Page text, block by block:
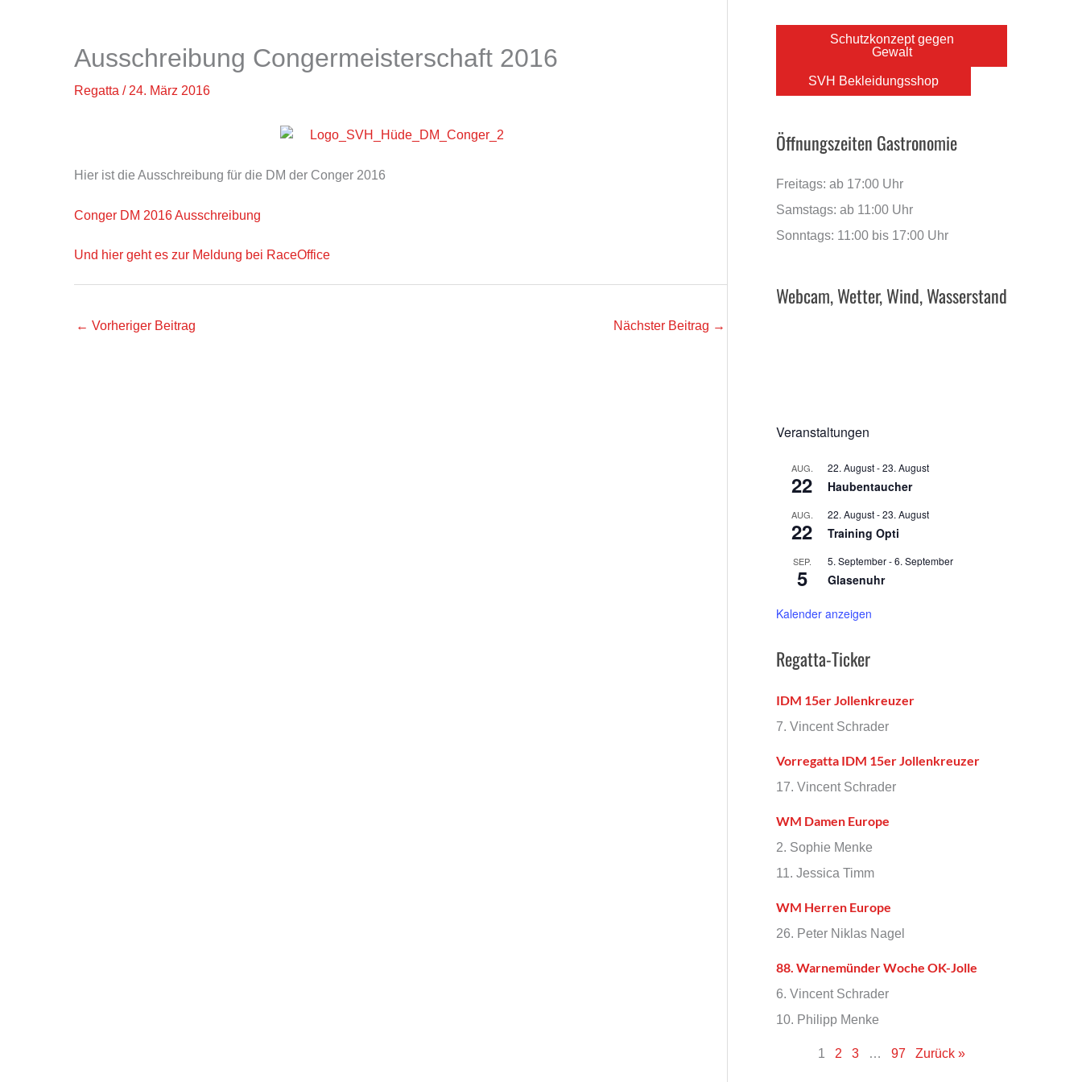
Ausschreibung Congermeisterschaft 2016
Regatta / 24. März 2016
Hier ist die Ausschreibung für die DM der Conger 2016
Conger DM 2016 Ausschreibung
Und hier geht es zur Meldung bei RaceOffice
← Vorheriger Beitrag Nächster Beitrag →
Schutzkonzept gegen
Gewalt
SVH Bekleidungsshop
Öffnungszeiten Gastronomie
Freitags: ab 17:00 Uhr
Samstags: ab 11:00 Uhr
Sonntags: 11:00 bis 17:00 Uhr
Webcam, Wetter, Wind, Wasserstand
Veranstaltungen
AUG.
22
22. August-23. August
Haubentaucher
AUG.
22
22. August-23. August
Training Opti
SEP.
5
5. September-6. September
Glasenuhr
Kalender anzeigen
Regatta-Ticker
IDM 15er Jollenkreuzer
7. Vincent Schrader
Vorregatta IDM 15er Jollenkreuzer
17. Vincent Schrader
WM Damen Europe
2. Sophie Menke
11. Jessica Timm
WM Herren Europe
26. Peter Niklas Nagel
88. Warnemünder Woche OK-Jolle
6. Vincent Schrader
10. Philipp Menke
1 2 3 … 97 Zurück »